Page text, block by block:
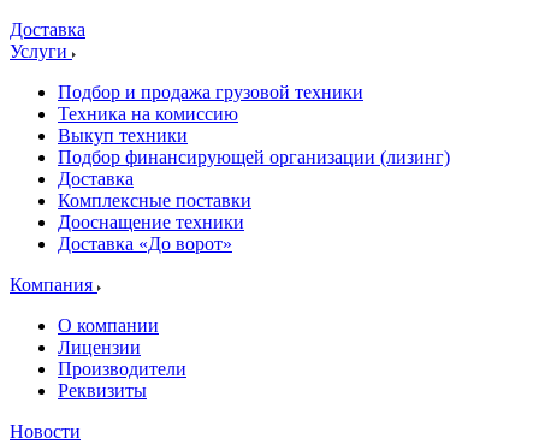
Доставка
Услуги
Подбор и продажа грузовой техники
Техника на комиссию
Выкуп техники
Подбор финансирующей организации (лизинг)
Доставка
Комплексные поставки
Дооснащение техники
Доставка «До ворот»
Компания
О компании
Лицензии
Производители
Реквизиты
Новости